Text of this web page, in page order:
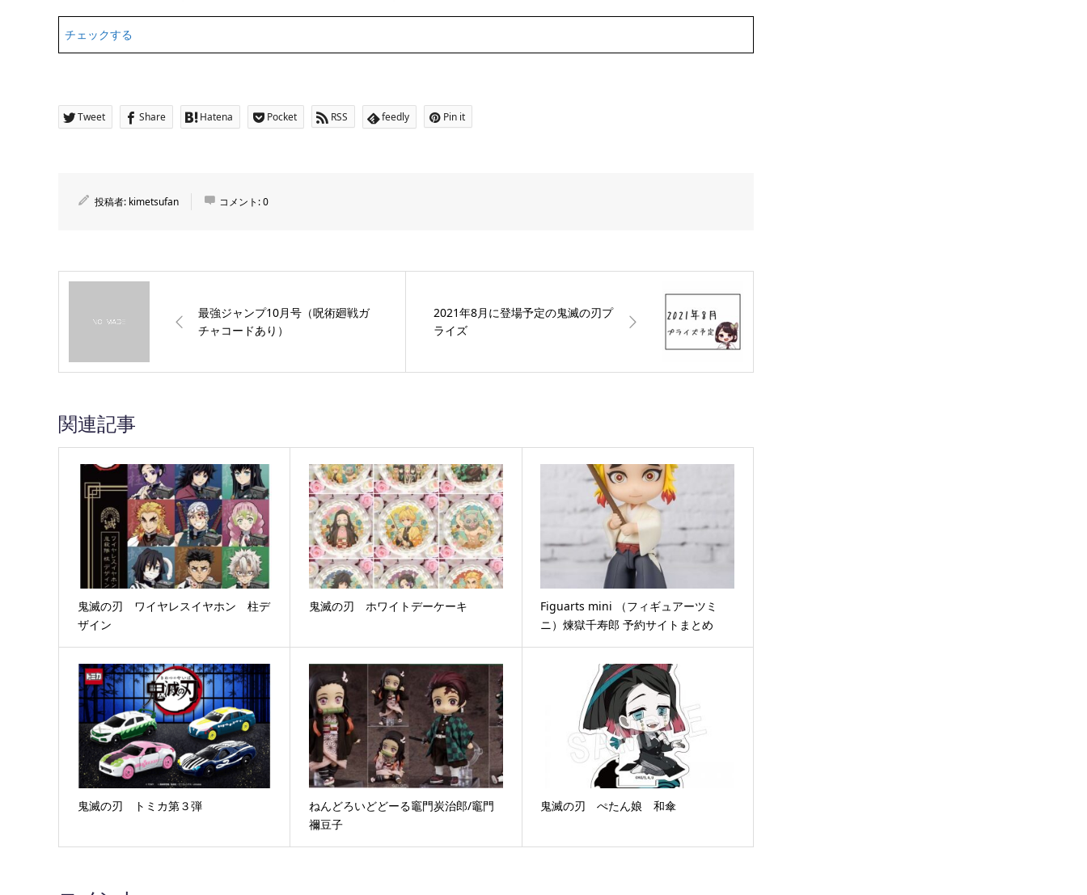
チェックする
Tweet Share Hatena Pocket RSS feedly Pin it
投稿者: kimetsufan コメント:0
最強ジャンプ10月号（呪術廻戦ガ
チャコードあり）
2021年8月に登場予定の鬼滅の刃プ
ライズ
関連記事
鬼滅の刃 ワイヤレスイヤホン 柱デ
ザイン
鬼滅の刃 ホワイトデーケーキ
Figuarts mini （フィギュアーツミ
ニ）煉獄千寿郎 予約サイトまとめ
鬼滅の刃 トミカ第３弾
ねんどろいどどーる竈門炭治郎/竈門
禰豆子
鬼滅の刃 ぺたん娘 和傘